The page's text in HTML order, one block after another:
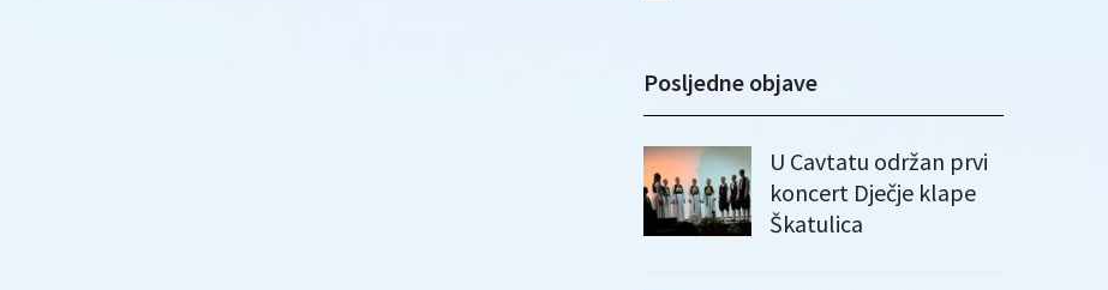
Posljedne objave
U Cavtatu održan prvi
koncert Dječje klape
Škatulica